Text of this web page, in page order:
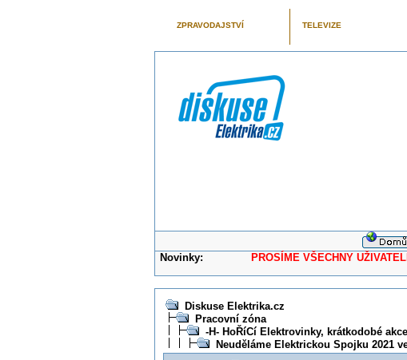
ZPRAVODAJSTVÍ TELEVIZE
Novinky: PROSÍME VŠECHNY UŽIVATELE,
Diskuse Elektrika.cz
Pracovní zóna
-H- HoŘíCí Elektrovinky, krátkodobé akce
Neuděláme Elektrickou Spojku 2021